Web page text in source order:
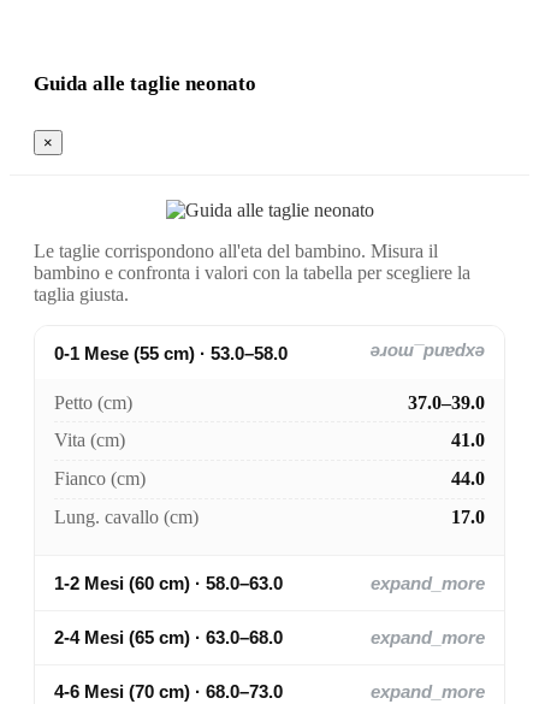
Guida alle taglie neonato
×
Le taglie corrispondono all'eta del bambino. Misura il
bambino e confronta i valori con la tabella per scegliere la
taglia giusta.
0-1 Mese (55 cm) · 53.0–58.0 expand_more
Petto (cm)
37.0–39.0
Vita (cm)
41.0
Fianco (cm)
44.0
Lung. cavallo (cm)
17.0
1-2 Mesi (60 cm) · 58.0–63.0 expand_more
2-4 Mesi (65 cm) · 63.0–68.0 expand_more
4-6 Mesi (70 cm) · 68.0–73.0 expand_more